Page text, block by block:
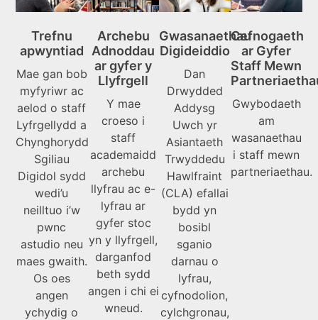
Trefnu
apwyntiad
Mae gan bob
myfyriwr ac
aelod o staff
Lyfrgellydd a
Chynghorydd
Sgiliau
Digidol sydd
wedi’u
neilltuo i’w
pwnc
astudio neu
maes gwaith.
Os oes
angen
ychydig o
Archebu
Adnoddau
ar gyfer y
Llyfrgell
Y mae
croeso i
staff
academaidd
archebu
llyfrau ac e-
lyfrau ar
gyfer stoc
yn y llyfrgell,
darganfod
beth sydd
angen i chi ei
wneud.
Gwasanaethau
Digideiddio
Dan
Drwydded
Addysg
Uwch yr
Asiantaeth
Trwyddedu
Hawlfraint
(CLA) efallai
bydd yn
bosibl
sganio
darnau o
lyfrau,
cyfnodolion,
cylchgronau,
Cefnogaeth
ar Gyfer
Staff Mewn
Gwybodaeth
am
wasanaethau
i staff mewn
partneriaethau.